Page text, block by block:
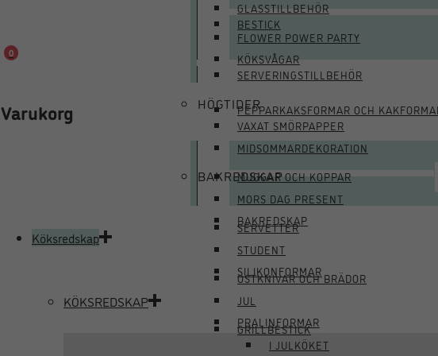
BESTICK
SERVERINGSTILLBEHÖR
VAXAT SMÖRPAPPER
MUGGAR OCH KOPPAR
SERVETTER
OSTKNIVAR OCH BRÄDOR
GRILLBESTICK
GLASSTILLBEHÖR
KÖKSVÅGAR
PEPPARKAKSFORMAR OCH
BAKREDSKAP
BAKREDSKAP
SILIKONFORMAR
PRALINFORMAR
FLOWER POWER PARTY
HÖGTIDER
MIDSOMMARDEKORATION
MORS DAG PRESENT
STUDENT
JUL
I JULKÖKET
0
Varukorg
Köksredskap
KÖKSREDSKAP